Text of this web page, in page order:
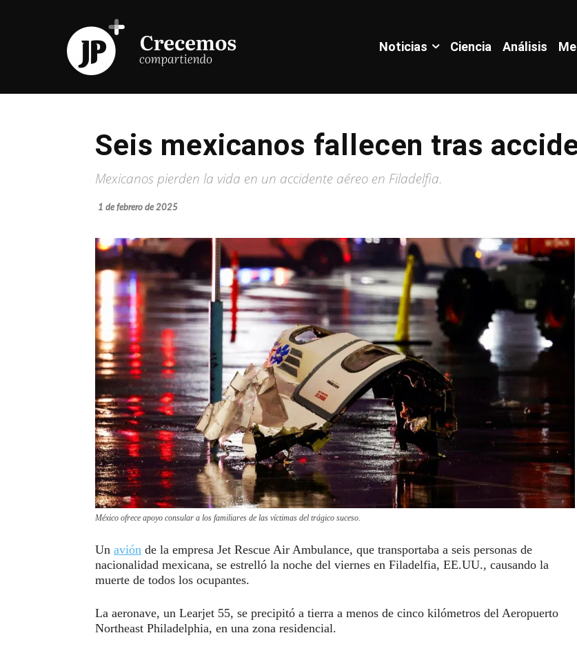
Noticias Ciencia Análisis
Seis mexicanos fallecen tras
Mexicanos pierden la vida en un accidente aéreo en Filadelfia.
1 de febrero de 2025
México ofrece apoyo consular a los familiares de las víctimas del trágico suceso.
Un avión de la empresa Jet Rescue Air Ambulance, que transportaba a seis personas de
nacionalidad mexicana, se estrelló la noche del viernes en Filadelfia, EE.UU., causando la
muerte de todos los ocupantes.
La aeronave, un Learjet 55, se precipitó a tierra a menos de cinco kilómetros del Aeropuerto
Northeast Philadelphia, en una zona residencial.